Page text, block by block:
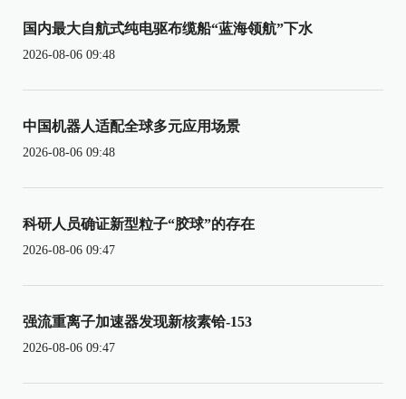
国内最大自航式纯电驱布缆船“蓝海领航”下水
2026-08-06 09:48
中国机器人适配全球多元应用场景
2026-08-06 09:48
科研人员确证新型粒子“胶球”的存在
2026-08-06 09:47
强流重离子加速器发现新核素铪-153
2026-08-06 09:47